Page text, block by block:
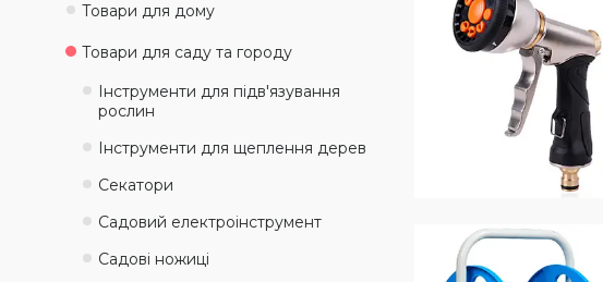
Товари для дому
Товари для саду та городу
Інструменти для підв'язування
рослин
Інструменти для щеплення дерев
Секатори
Садовий електроінструмент
Садові ножиці